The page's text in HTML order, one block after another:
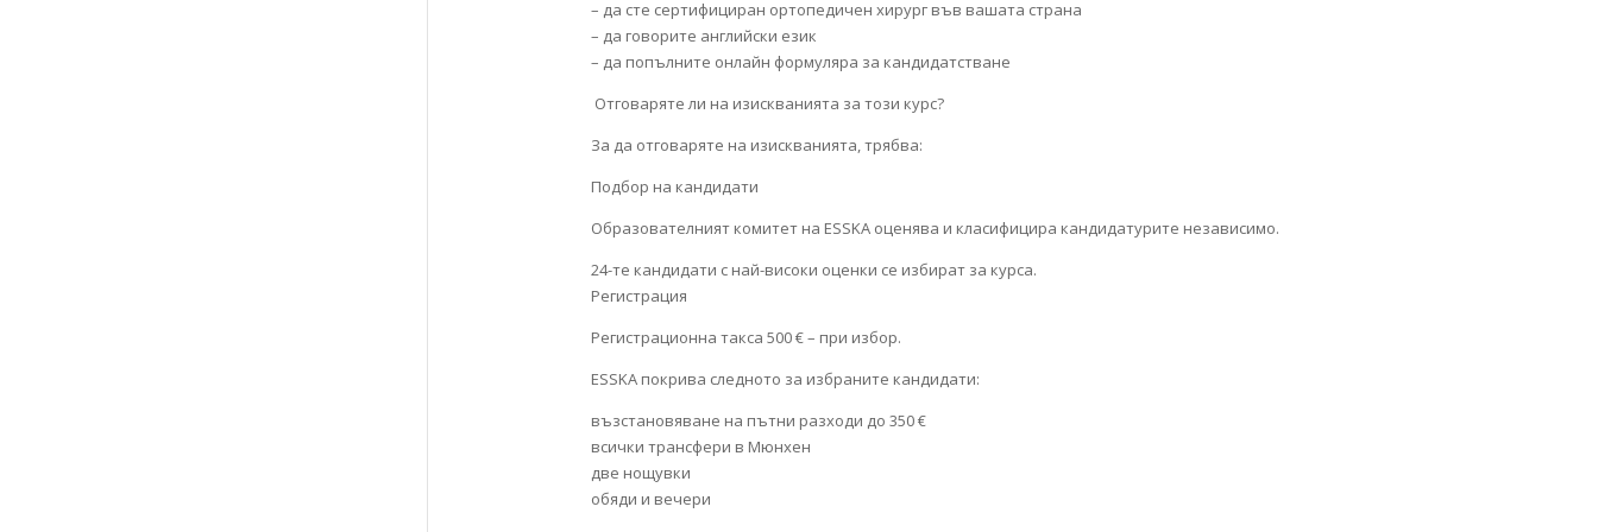
– да сте сертифициран ортопедичен хирург във вашата страна
– да говорите английски език
– да попълните онлайн формуляра за кандидатстване
Отговаряте ли на изискванията за този курс?
За да отговаряте на изискванията, трябва:
Подбор на кандидати
Образователният комитет на ESSKA оценява и класифицира кандидатурите независимо.
24-те кандидати с най-високи оценки се избират за курса.
Регистрация
Регистрационна такса 500 € – при избор.
ESSKA покрива следното за избраните кандидати:
възстановяване на пътни разходи до 350 €
всички трансфери в Мюнхен
две нощувки
обяди и вечери